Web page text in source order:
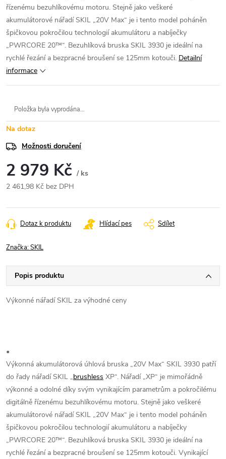
řízenému bezuhlíkovému motoru. Stejně jako veškeré
akumulátorové nářadí SKIL „20V Max“ je i tento model poháněn
špičkovou pokročilou technologií akumulátoru a nabíječky
„PWRCORE 20™“. Bezuhlíková bruska SKIL 3930 je ideální na
rychlé řezání a bezpracné broušení se 125mm kotouči. Detailní
informace
Položka byla vyprodána…
Na dotaz
Možnosti doručení
2 979 Kč / ks
2 461,98 Kč bez DPH
cena:
Dotaz k produktu Hlídací pes Sdílet
Značka:SKIL
Popis produktu
Výkonné nářadí SKIL za výhodné ceny
•
Výkonná akumulátorová úhlová bruska „20V Max“ SKIL 3930 patří
do řady nářadí SKIL „brushless XP“. Nářadí „XP“ je mimořádně
výkonné a odolné díky svým vynikajícím parametrům a pokročilému
digitálně řízenému bezuhlíkovému motoru. Stejně jako veškeré
akumulátorové nářadí SKIL „20V Max“ je i tento model poháněn
špičkovou pokročilou technologií akumulátoru a nabíječky
„PWRCORE 20™“. Bezuhlíková bruska SKIL 3930 je ideální na
rychlé řezání a bezpracné broušení se 125mm kotouči. Vynikající